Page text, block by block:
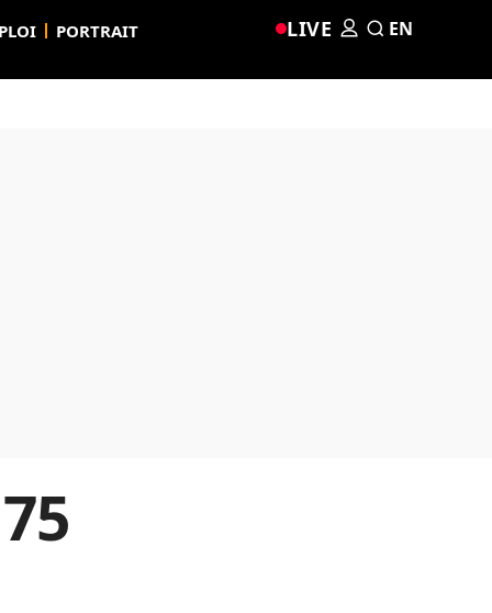
PORTRAIT LIVE EN